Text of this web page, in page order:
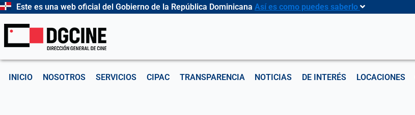
Ir
contenido
Este es una web oficial del Gobierno de la República Dominicana Así es como puedes saberlo
INICIO NOSOTROS SERVICIOS CIPAC TRANSPARENCIA NOTICIAS DE INTERÉS LOCACIONES